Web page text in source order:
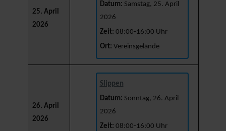
25. April
2026
Datum: Samstag, 25. April
2026
Zeit: 08:00-16:00 Uhr
Ort: Vereinsgelände
26. April
2026
Slippen
Datum: Sonntag, 26. April
2026
Zeit: 08:00-16:00 Uhr